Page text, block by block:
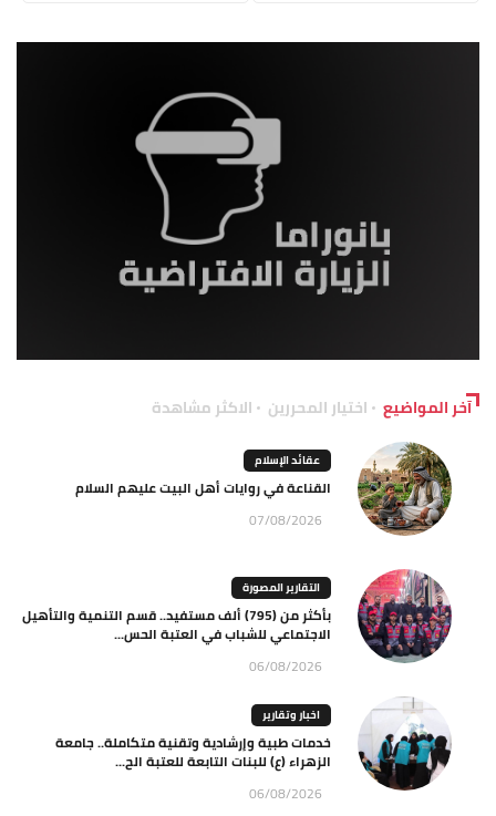
آخر المواضيع اختيار المحررين الاكثر مشاهدة
عقائد الإسلام
القناعة في روايات أهل البيت عليهم السلام
07/08/2026
التقارير المصورة
بأكثر من (795) ألف مستفيد.. قسم التنمية والتأهيل
الاجتماعي للشباب في العتبة الحس...
06/08/2026
اخبار وتقارير
خدمات طبية وإرشادية وتقنية متكاملة.. جامعة
الزهراء (ع) للبنات التابعة للعتبة الح...
06/08/2026